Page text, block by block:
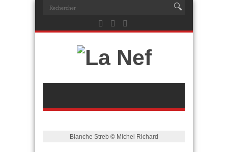
Blanche Streb © Michel Richard